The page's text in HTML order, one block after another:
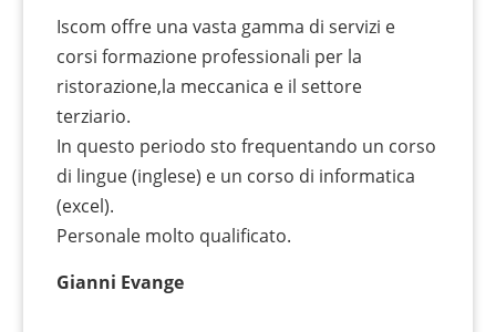
Iscom offre una vasta gamma di servizi e
corsi formazione professionali per la
ristorazione,la meccanica e il settore
terziario.
In questo periodo sto frequentando un corso
di lingue (inglese) e un corso di informatica
(excel).
Personale molto qualificato.
Gianni Evange